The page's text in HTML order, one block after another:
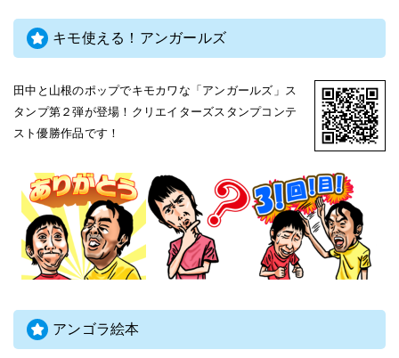
キモ使える！アンガールズ
田中と山根のポップでキモカワな「アンガールズ」ス
タンプ第２弾が登場！クリエイターズスタンプコンテ
スト優勝作品です！
アンゴラ絵本